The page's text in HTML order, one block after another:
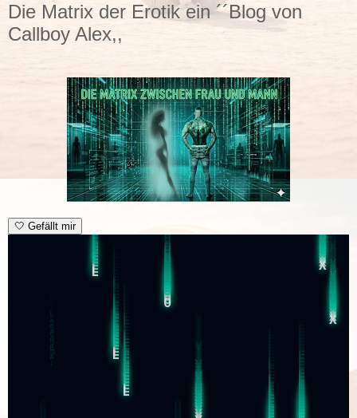
Die Matrix der Erotik ein ´´Blog von
Callboy Alex,,
🤍 Gefällt mir